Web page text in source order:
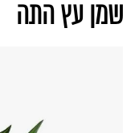
שמן עץ התה